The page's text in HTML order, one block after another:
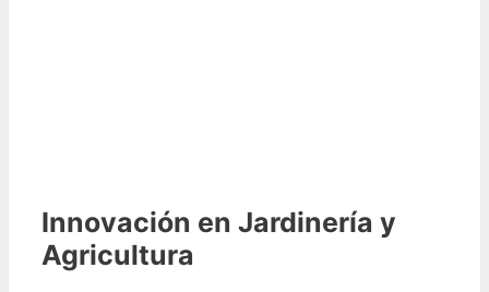
Innovación en Jardinería y
Agricultura